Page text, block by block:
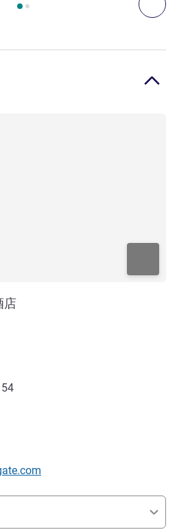
下
店